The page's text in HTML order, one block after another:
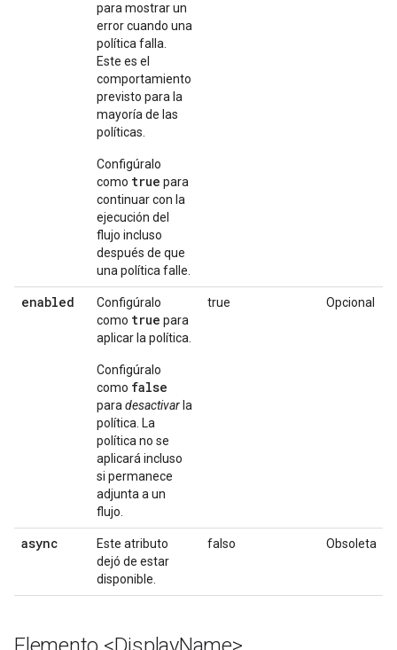
para mostrar un
error cuando una
política falla.
Este es el
comportamiento
previsto para la
mayoría de las
políticas.
Configúralo
como true para
continuar con la
ejecución del
flujo incluso
después de que
una política falle.
enabled
Configúralo
como true para
aplicar la política.
Configúralo
como false
para desactivar la
política. La
política no se
aplicará incluso
si permanece
adjunta a un
flujo.
true Opcional
async
Este atributo
dejó de estar
disponible.
falso Obsoleta